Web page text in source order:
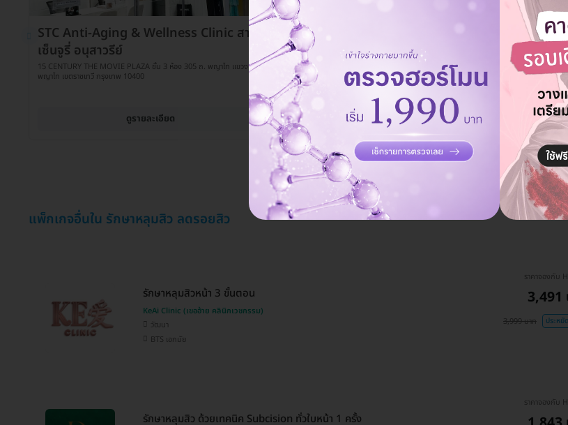
STC Anti-Aging & Wellness Clinic สาขา
เซ็นจูรี่ อนุสาวรีย์
15 CENTURY THE MOVIE PLAZA ชั้น 3 ห้อง 305 ถ. พญาไท แขวง
พญาไท เขตราชเทวี กรุงเทพ 10400
ดูรายละเอียด
STC Anti-Aging & Wellness Clinic สาขา
สุขุมวิท 39
ซ. สุขุมวิท 39 แขวงคลองตันเหนือ เขตวัฒนา กรุงเทพมหานคร 10110
ดูรายละเอียด
พหล
126/40
กรุงเทพ
แพ็กเกจอื่นใน รักษาหลุมสิว ลดรอยสิว
รักษาหลุมสิวหน้า 3 ขั้นตอน
KeAi Clinic (เขออ้าย คลินิกเวชกรรม)
วัฒนา
BTS เอกมัย
ราคาจองกับ
3,491
3,999 บาท ประหยั
รักษาหลุมสิว ด้วยเทคนิค Subcision ทั่วใบหน้า 1 ครั้ง
ราคาจองกับ